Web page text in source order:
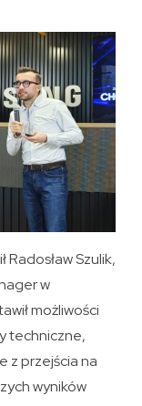
Szulik,
w
możliwości
techniczne,
z przejścia na
wyników